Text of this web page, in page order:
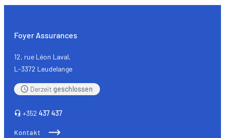
eine
voller
Sicherheit
Foyer Assurances
12, rue Léon Laval,
L-3372 Leudelange
Derzeitgeschlossen
+352 437 437
Kontakt